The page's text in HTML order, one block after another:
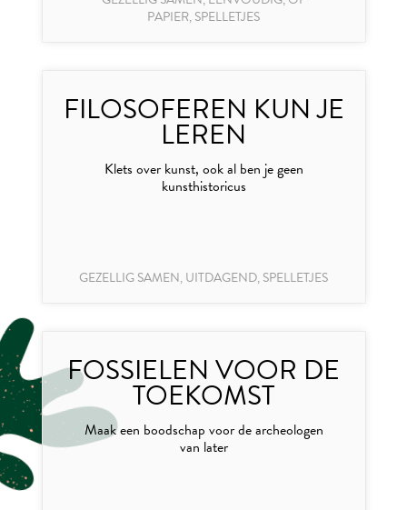
PAPIER, SPELLETJES
FILOSOFEREN KUN JE
LEREN
Klets over kunst, ook al ben je geen
kunsthistoricus
GEZELLIG SAMEN, UITDAGEND, SPELLETJES
FOSSIELEN VOOR DE
TOEKOMST
Maak een boodschap voor de archeologen
van later